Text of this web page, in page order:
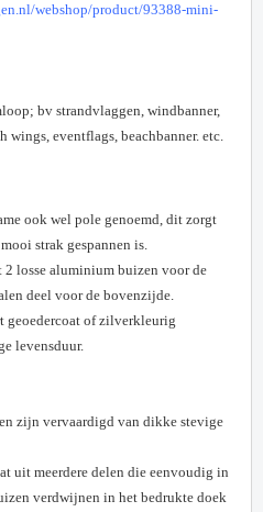
webshop/product/93388-mini-
bv strandvlaggen, windbanner,
wings, eventflags, beachbanner. etc.
ook wel pole genoemd, dit zorgt
strak gespannen is.
2 losse aluminium buizen voor de
deel voor de bovenzijde.
geoedercoat of zilverkleurig
levensduur.
zijn vervaardigd van dikke stevige
uit meerdere delen die eenvoudig in
verdwijnen in het bedrukte doek